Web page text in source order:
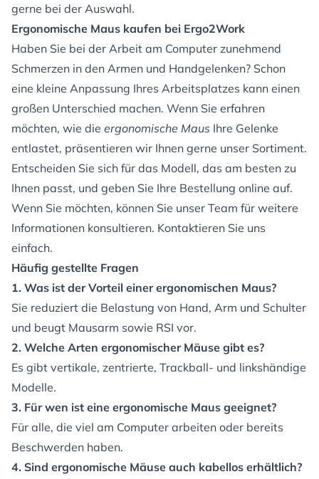
gerne bei der Auswahl.
Ergonomische Maus kaufen bei Ergo2Work
Haben Sie bei der Arbeit am Computer zunehmend
Schmerzen in den Armen und Handgelenken? Schon
eine kleine Anpassung Ihres Arbeitsplatzes kann einen
großen Unterschied machen. Wenn Sie erfahren
möchten, wie die ergonomische Maus Ihre Gelenke
entlastet, präsentieren wir Ihnen gerne unser Sortiment.
Entscheiden Sie sich für das Modell, das am besten zu
Ihnen passt, und geben Sie Ihre Bestellung online auf.
Wenn Sie möchten, können Sie unser Team für weitere
Informationen konsultieren. Kontaktieren Sie uns
einfach.
Häufig gestellte Fragen
1. Was ist der Vorteil einer ergonomischen Maus?
Sie reduziert die Belastung von Hand, Arm und Schulter
und beugt Mausarm sowie RSI vor.
2. Welche Arten ergonomischer Mäuse gibt es?
Es gibt vertikale, zentrierte, Trackball- und linkshändige
Modelle.
3. Für wen ist eine ergonomische Maus geeignet?
Für alle, die viel am Computer arbeiten oder bereits
Beschwerden haben.
4. Sind ergonomische Mäuse auch kabellos erhältlich?